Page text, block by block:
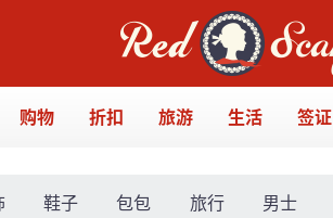
购物 折扣 旅游 生活 签证
鞋子 包包 旅行 男士